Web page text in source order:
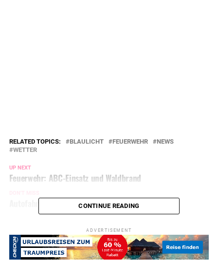
RELATED TOPICS: BLAULICHT FEUERWEHR
NEWS
WETTER
UP NEXT
Feuerwehr: ABC-Einsatz und Waldbrand
Autofahrer öffnet Tür – Radfahrer verletzt
CONTINUE READING
ADVERTISEMENT